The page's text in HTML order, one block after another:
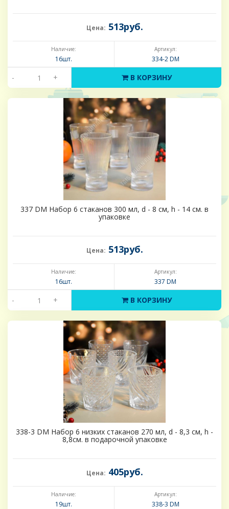
Цена: 513руб.
Наличие:
16шт.
Артикул:
334-2 DM
- + В КОРЗИНУ
337 DM Набор 6 стаканов 300 мл, d - 8 см, h - 14 см. в
упаковке
Цена: 513руб.
Наличие:
16шт.
Артикул:
337 DM
- + В КОРЗИНУ
338-3 DM Набор 6 низких стаканов 270 мл, d - 8,3 см, h -
8,8см. в подарочной упаковке
Цена: 405руб.
Наличие:
19шт.
Артикул:
338-3 DM